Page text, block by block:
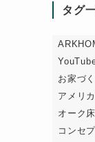
タグ
お家づ
アメリ
オーク
コンセ